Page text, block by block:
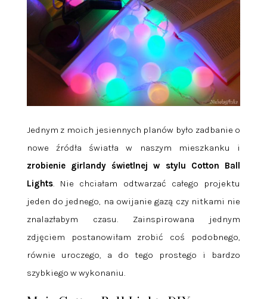
Jednym z moich jesiennych planów było zadbanie o
nowe źródła światła w naszym mieszkanku i
zrobienie girlandy świetlnej w stylu Cotton Ball
Lights. Nie chciałam odtwarzać całego projektu
jeden do jednego, na owijanie gazą czy nitkami nie
znalazłabym czasu. Zainspirowana jednym
zdjęciem postanowiłam zrobić coś podobnego,
równie uroczego, a do tego prostego i bardzo
szybkiego w wykonaniu.